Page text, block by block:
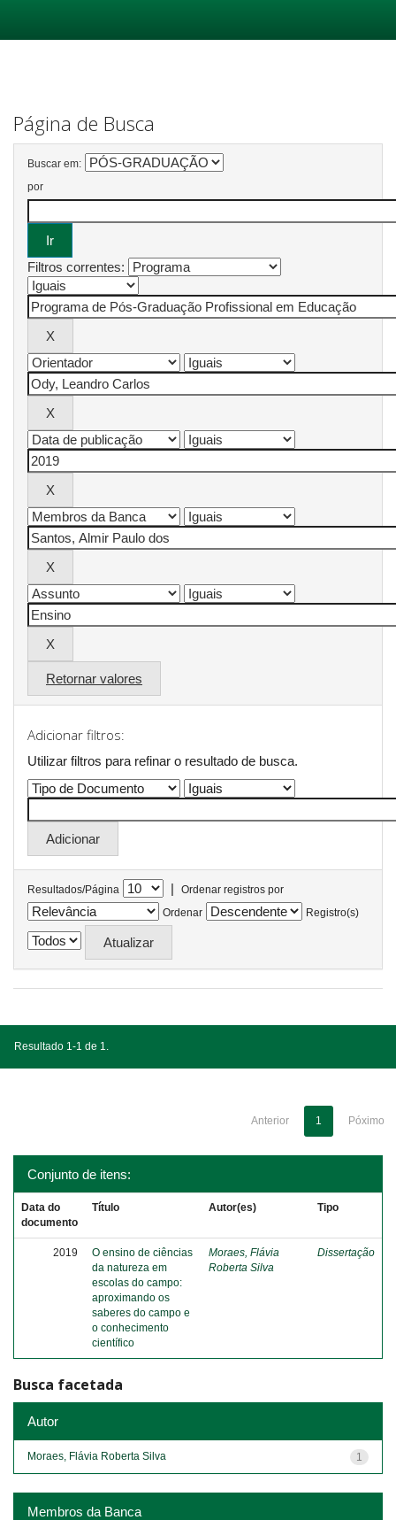
Página de Busca
Buscar em:
por
Filtros correntes:
Retornar valores
Adicionar filtros:
Utilizar filtros para refinar o resultado de busca.
Resultados/Página |
Ordenar registros por
Ordenar
Registro(s)
Resultado 1-1 de 1.
Anterior 1 Póximo
Conjunto de itens:
Data do
documento
Título Autor(es) Tipo
2019
O ensino de ciências
da natureza em
escolas do campo:
aproximando os
saberes do campo e
o conhecimento
científico
Moraes, Flávia
Roberta Silva
Dissertação
Busca facetada
Autor
1
Moraes, Flávia Roberta Silva
Membros da Banca